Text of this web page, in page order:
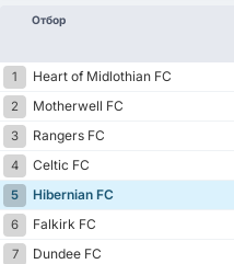
Отбор
1 Heart of Midlothian FC
2
Motherwell FC
3
Rangers FC
4
Celtic FC
5
Hibernian FC
6
Falkirk FC
7
Dundee FC